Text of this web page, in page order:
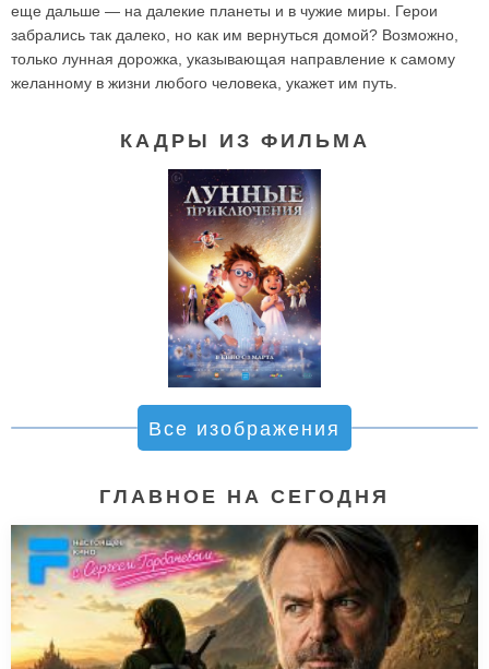
еще дальше — на далекие планеты и в чужие миры. Герои
забрались так далеко, но как им вернуться домой? Возможно,
только лунная дорожка, указывающая направление к самому
желанному в жизни любого человека, укажет им путь.
КАДРЫ ИЗ ФИЛЬМА
Все изображения
ГЛАВНОЕ НА СЕГОДНЯ